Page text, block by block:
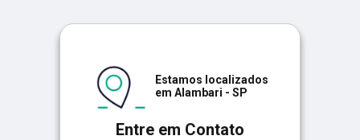
Entre em Contato
Estamos localizados
em Alambari - SP